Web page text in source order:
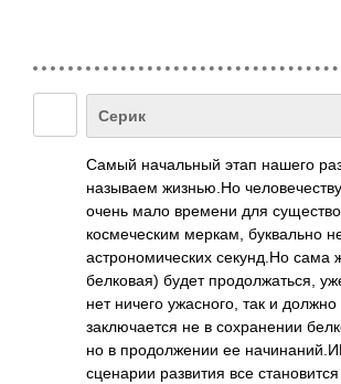
Серик
Самый начальный этап нашего
называем жизнью.Но
очень мало времени для
космеческим меркам, буквально
астрономических секунд.Но сама
белковая) будет продолжаться,
нет ничего ужасного, так и
заключается не в сохранении
но в продолжении ее
сценарии развития все